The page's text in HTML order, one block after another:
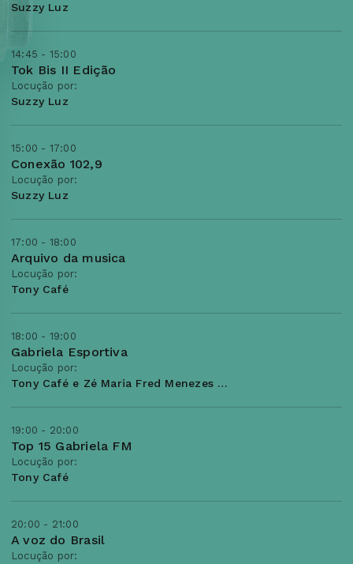
Suzzy Luz
14:45 - 15:00
Tok Bis II Edição
Locução por:
Suzzy Luz
15:00 - 17:00
Conexão 102,9
Locução por:
Suzzy Luz
17:00 - 18:00
Arquivo da musica
Locução por:
Tony Café
18:00 - 19:00
Gabriela Esportiva
Locução por:
Tony Café e Zé Maria Fred Menezes e Julio Cesar
19:00 - 20:00
Top 15 Gabriela FM
Locução por:
Tony Café
20:00 - 21:00
A voz do Brasil
Locução por: